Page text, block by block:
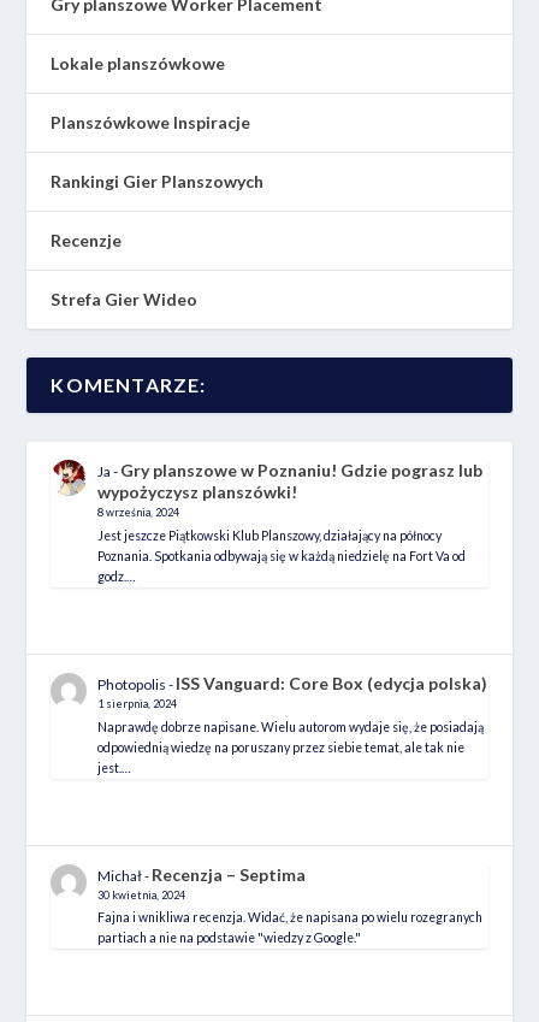
Gry planszowe Worker Placement
Lokale planszówkowe
Planszówkowe Inspiracje
Rankingi Gier Planszowych
Recenzje
Strefa Gier Wideo
KOMENTARZE:
Ja - Gry planszowe w Poznaniu! Gdzie pograsz lub
wypożyczysz planszówki!
8 września, 2024
Jest jeszcze Piątkowski Klub Planszowy, działający na północy
Poznania. Spotkania odbywają się w każdą niedzielę na Fort Va od
godz.…
Photopolis - ISS Vanguard: Core Box (edycja polska)
1 sierpnia, 2024
Naprawdę dobrze napisane. Wielu autorom wydaje się, że posiadają
odpowiednią wiedzę na poruszany przez siebie temat, ale tak nie
jest.…
Michał- Recenzja – Septima
30 kwietnia, 2024
Fajna i wnikliwa recenzja. Widać, że napisana po wielu rozegranych
partiach a nie na podstawie "wiedzy z Google."